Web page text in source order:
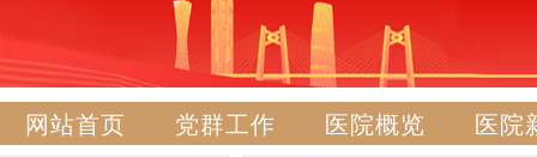
网站首页 党群工作 医院概览 医院